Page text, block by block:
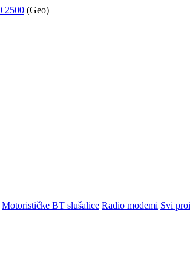
2500 (Geo)
Motorističke BT slušalice Radio modemi Svi